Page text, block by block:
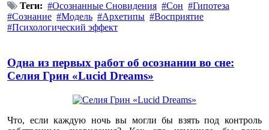
Теги: Осознанные Сновидения Сон
Гипотеза
Сознание
Модель Архетипы
Восприятие
Психологический эффект
Одна из первых работ об осознании во сне:
Селия Грин «Lucid Dreams»
Что, если каждую ночь вы могли бы взять под контроль